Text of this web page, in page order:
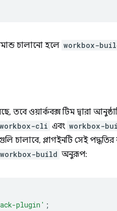
চালানো হলে workbox-
তবে ওয়ার্কবক্স টিম দ্বারা
workbox-cli এবং workbox-
চালাবে, প্লাগইনটি সেই
workbox-build অনুরূপ:
plugin' ;